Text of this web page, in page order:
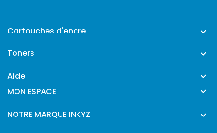
Cartouches d'encre 
Toners 
Aide 
MON ESPACE 
NOTRE MARQUE INKYZ 